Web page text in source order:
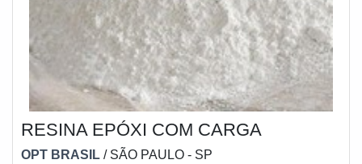
RESINA EPÓXI COM CARGA
OPT BRASIL / SÃO PAULO - SP